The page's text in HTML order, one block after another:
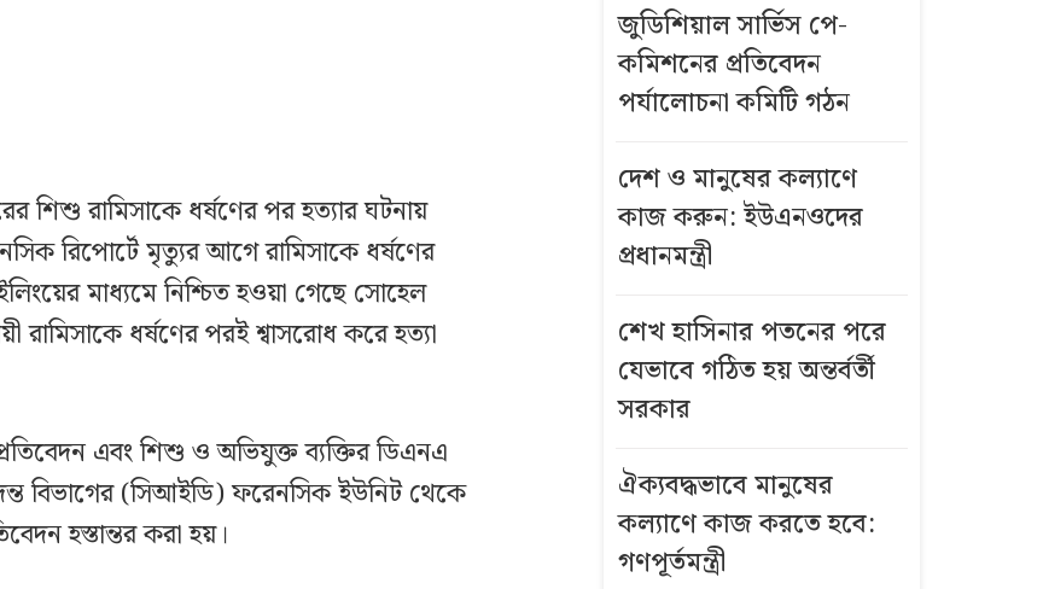
শিশু রামিসাকে ধর্ষণের পর হত্যার ঘটনায়
রিপোর্টে মৃত্যুর আগে রামিসাকে ধর্ষণের
মাধ্যমে নিশ্চিত হওয়া গেছে সোহেল
রামিসাকে ধর্ষণের পরই শ্বাসরোধ করে হত্যা
এবং শিশু ও অভিযুক্ত ব্যক্তির ডিএনএ
বিভাগের (সিআইডি) ফরেনসিক ইউনিট থেকে
হস্তান্তর করা হয়।
ইউএনওদের
প্রধানমন্ত্রী
শেখ হাসিনার
যেভাবে গঠিত হয়
অন্তর্বর্তী সরকার
পথের কাঁটা কে
এই ৪৫ বছর
বয়সি নারী
মিলল খণ্ডিত
হাত-পা, তদন্তে
জুডিশিয়াল সার্ভিস পে-
কমিশনের প্রতিবেদন
পর্যালোচনা কমিটি গঠন
দেশ ও মানুষের কল্যাণে
কাজ করুন: ইউএনওদের
প্রধানমন্ত্রী
শেখ হাসিনার পতনের পরে
যেভাবে গঠিত হয় অন্তর্বর্তী
সরকার
ঐক্যবদ্ধভাবে মানুষের
কল্যাণে কাজ করতে হবে:
গণপূর্তমন্ত্রী